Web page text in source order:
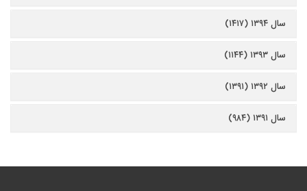
سال ۱۳۹۴ (۱۴۱۷)
سال ۱۳۹۳ (۱۱۴۴)
سال ۱۳۹۲ (۱۳۹۱)
سال ۱۳۹۱ (۹۸۴)